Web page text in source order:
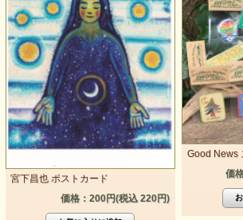
宮下昌也 ポストカード
価格：200円(税込 220円)
Good News
価